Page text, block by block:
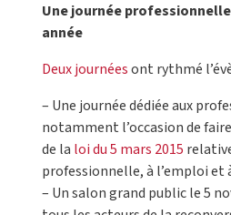
Une journée
année
Deux journéesont rythmé
– Une journée dédiée aux
notamment l’occasion de
de la loi du 5 mars 2015
professionnelle, à l’emploi et
– Un salon grand public le 5